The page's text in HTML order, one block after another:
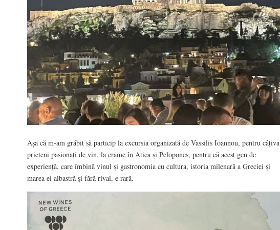
Așa că m-am grăbit să particip la excursia organizată de Vassilis Ioannou, pentru câțiva
prieteni pasionați de vin, la crame în Atica și Pelopones, pentru că acest gen de
experiență, care îmbină vinul și gastronomia cu cultura, istoria milenară a Greciei și
marea ei albastră și fără rival, e rară.